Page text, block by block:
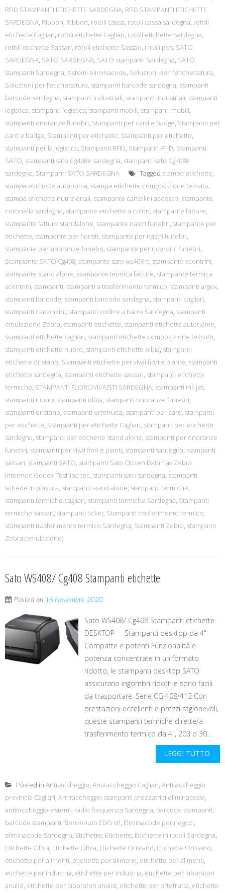
RFID STAMPANTI ETICHETTE SARDEGNA, RFID STAMPANTI ETICHETTE
SARDEGNA, Ribbon, Ribbon, rotoli cassa, rotoli cassa sardegna, rotoli
etichette Cagliari, rotoli etichette Cagliari, rotoli etichette Sardegna,
rotoli etichette Sassari, rotoli etichette Sassari, rotoli pos, SATO
SARDEGNA, SATO SARDEGNA, SATO stampanti Sardegna, SATO
stampanti Sardegna, sistemi eliminacode, Soluzioni per l'etichettatura,
Soluzioni per l’etichettatura, stampanti barcode sardegna, stampanti
barcode sardegna, stampanti industriali, stampanti industriali, stampanti
logistica, stampanti logistica, stampanti mobili, stampanti mobili,
stampanti onoranze funebri, Stampanti per card e badge, Stampanti per
card e badge, Stampanti per etichette, Stampanti per etichette,
stampanti per la logistica, Stampanti RFID, Stampanti RFID, Stampanti
SATO, stampanti sato Cg408e sardegna, stampanti sato Cg408e
sardegna, Stampanti SATO SARDEGNA Tagged stampa etichette,
stampa etichette autonoma, stampa etichette composizione tessuto,
stampa etichette nutrizionali, stampante cartellini accesso, stampante
coronella sardegna, stampante etichette a colori, stampante fatture,
stampante fatture standalone, stampante nastri funebri, stampante per
etichette, stampante per fioristi, stampante per nastri funebri,
stampante per onoranze funebri, stampante per ricordini funebri,
Stampante SATO Cg408, stampante sato ws408 tt, stampante scontrini,
stampante stand alone, stampante termica fatture, stampante termica
scontrini, stampanti, stampanti a trasferimento termico, stampanti argox,
stampanti barcode, stampanti barcode sardegna, stampanti cagliari,
stampanti cartoncini, stampanti codice a barre Sardegna, stampanti
emulazione Zebra, stampanti etichette, stampanti etichette autonome,
stampanti etichette cagliari, stampanti etichette composizione tessuto,
stampanti etichette nuoro, stampanti etichette olbia, stampanti
etichette oristano, Stampanti etichette per vivai fiori e piante, stampanti
etichette sardegna, stampanti etichette sassari, stampanti etichette
termiche, STAMPANTI FLOROVIVAISTI SARDEGNA, stampanti ink jet,
stampanti nuoro, stampanti olbia, stampanti onoranze funebri,
stampanti oristano, stampanti ortofrutta, stampanti per card, stampanti
per etichette, Stampanti per etichette Cagliari, stampanti per etichette
sardegna, stampanti per etichette stand alone, stampanti per onoranze
funebri, stampanti per vivai fiori e pianti, stampanti sardegna, stampanti
sassari, stampanti SATO, stampanti Sato Citizen Datamax Zebra
Intermec Godex Toshiba tec, stampanti sato sardegna, stampanti
schede in plastica, stampanti stand alone, stampanti termiche,
stampanti termiche cagliari, stampanti termiche Sardegna, Stampanti
termiche sassari, stampanti ticket, Stampanti trasferimento termico,
stampanti trasferimento termico Sardegna, Stampanti Zebra, stampanti
Zebra (emulazione)
Sato WS408/ Cg408 Stampanti etichette
Posted on 16 Novembre 2020
Sato WS408/ Cg408 Stampanti etichette
DESKTOP Stampanti desktop da 4"
Compatte e potenti Funzionalità e
potenza concentrate in un formato
ridotto, le stampanti desktop SATO
assicurano ingombri ridotti e sono facili
da trasportare. Serie CG 408/412 Con
prestazioni eccellenti e prezzi ragionevoli,
queste stampanti termiche dirette/a
trasferimento termico da 4", 203 o 30...
LEGGI TUTTO
Posted in Antitaccheggio, Antitaccheggio Cagliari, Antitaccheggio
provincia Cagliari, Antitaccheggio stampanti prezzatrici eliminacode,
antitaccheggio-sistemi- radio frequenza Sardegna, barcode stampanti,
barcode stampanti, Benvenuto EDG srl, Eliminacode per negozi,
eliminacode Sardegna, Etichette, Etichette, Etichette in rotoli Sardegna,
Etichette Olbia, Etichette Olbia, Etichette Oristano, Etichette Oristano,
etichette per alimenti, etichette per alimenti, etichette per alimenti,
etichette per industria, etichette per industria, etichette per laboratori
analisi, etichette per laboratori analisi, etichette per ortofrutta, etichette